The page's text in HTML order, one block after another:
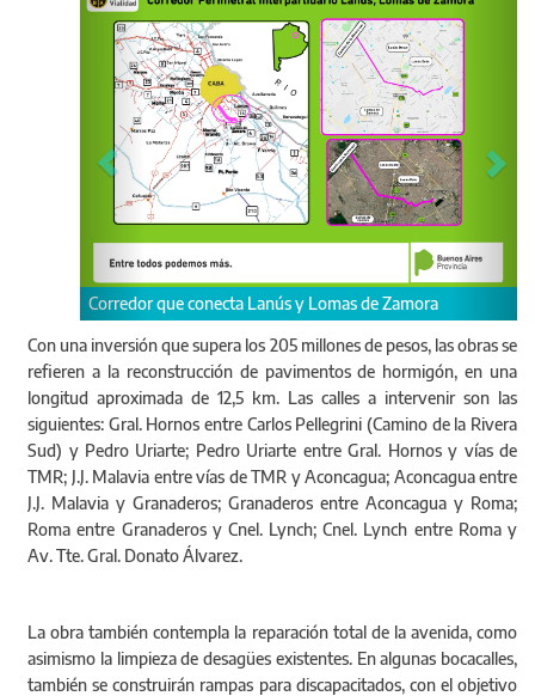
Autoridades de la DVBA durante la licitación
Con una inversión que supera los 205 millones de pesos, las obras se
refieren a la reconstrucción de pavimentos de hormigón, en una
longitud aproximada de 12,5 km. Las calles a intervenir son las
siguientes: Gral. Hornos entre Carlos Pellegrini (Camino de la Rivera
Sud) y Pedro Uriarte; Pedro Uriarte entre Gral. Hornos y vías de
TMR; J.J. Malavia entre vías de TMR y Aconcagua; Aconcagua entre
J.J. Malavia y Granaderos; Granaderos entre Aconcagua y Roma;
Roma entre Granaderos y Cnel. Lynch; Cnel. Lynch entre Roma y
Av. Tte. Gral. Donato Álvarez.
La obra también contempla la reparación total de la avenida, como
asimismo la limpieza de desagües existentes. En algunas bocacalles,
también se construirán rampas para discapacitados, con el objetivo